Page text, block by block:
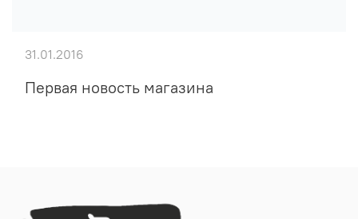
Первая новость магазина
31.01.2016